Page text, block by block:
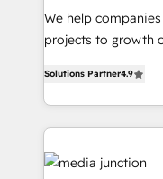
HubSpot Rising Star Why us? Harnessing the full
potential of the powerful
HubSpot
Hourly-fee
requirement).
We help
projects to growth
HubSpot and
team to simplify
experience for
Solutions Partner4.9